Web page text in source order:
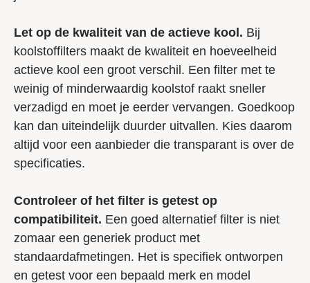
Let op de kwaliteit van de actieve kool. Bij
koolstoffilters maakt de kwaliteit en hoeveelheid
actieve kool een groot verschil. Een filter met te
weinig of minderwaardig koolstof raakt sneller
verzadigd en moet je eerder vervangen. Goedkoop
kan dan uiteindelijk duurder uitvallen. Kies daarom
altijd voor een aanbieder die transparant is over de
specificaties.
Controleer of het filter is getest op
compatibiliteit. Een goed alternatief filter is niet
zomaar een generiek product met
standaardafmetingen. Het is specifiek ontworpen
en getest voor een bepaald merk en model